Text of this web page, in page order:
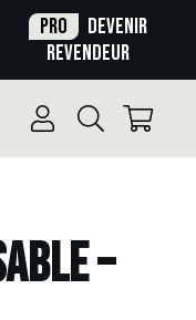
Pro
Devenir
revendeur
–